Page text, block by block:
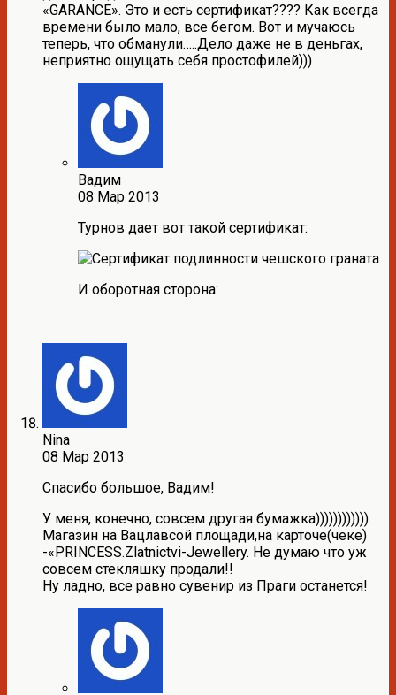
«GARANCE». Это и есть сертификат???? Как всегда
времени было мало, все бегом. Вот и мучаюсь
теперь, что обманули…..Дело даже не в деньгах,
неприятно ощущать себя простофилей)))
Вадим
08 Мар 2013
Турнов дает вот такой сертификат:
И оборотная сторона:
Nina
08 Мар 2013
Спасибо большое, Вадим!
У меня, конечно, совсем другая бумажка))))))))))))
Магазин на Вацлавсой площади,на карточе(чеке)
-«PRINCESS.Zlatnictvi-Jewellery. Не думаю что уж
совсем стекляшку продали!!
Ну ладно, все равно сувенир из Праги останется!